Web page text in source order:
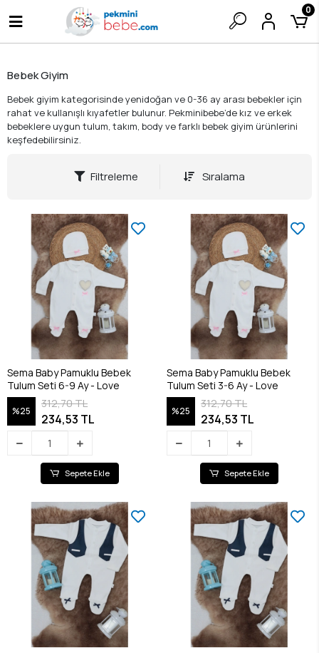
0
Bebek Giyim
Bebek giyim kategorisinde yenidoğan ve 0-36 ay arası bebekler için
rahat ve kullanışlı kıyafetler bulunur. Pekminibebe’de kız ve erkek
bebeklere uygun tulum, takım, body ve farklı bebek giyim ürünlerini
keşfedebilirsiniz.
Filtreleme Sıralama
Sema Baby Pamuklu Bebek
Tulum Seti 6-9 Ay - Love
%25
312,70 TL
234,53 TL
Sepete Ekle
Sema Baby Pamuklu Bebek
Tulum Seti 3-6 Ay - Love
%25
312,70 TL
234,53 TL
Sepete Ekle